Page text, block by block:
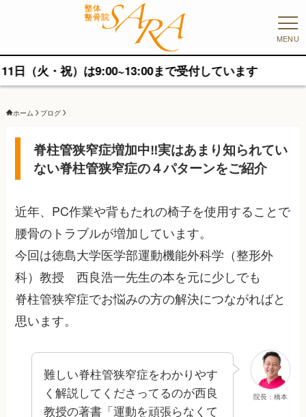
MENU
祝）は9:00~13:00まで受付しています
ホーム ブログ
脊柱管狭窄症増加中‼︎実はあまり知られてい
ない脊柱管狭窄症の４パターンをご紹介
近年、PC作業や背もたれの椅子を使用することで
腰骨のトラブルが増加しています。
今回は徳島大学医学部運動機能外科学（整形外
科）教授 西良浩一先生の本を元に少しでも
脊柱管狭窄症でお悩みの方の解決につながればと
思います。
院長：橋本
難しい脊柱管狭窄症をわかりやす
く解説してくださってるのが西良
教授の著書「運動を頑張らなくて